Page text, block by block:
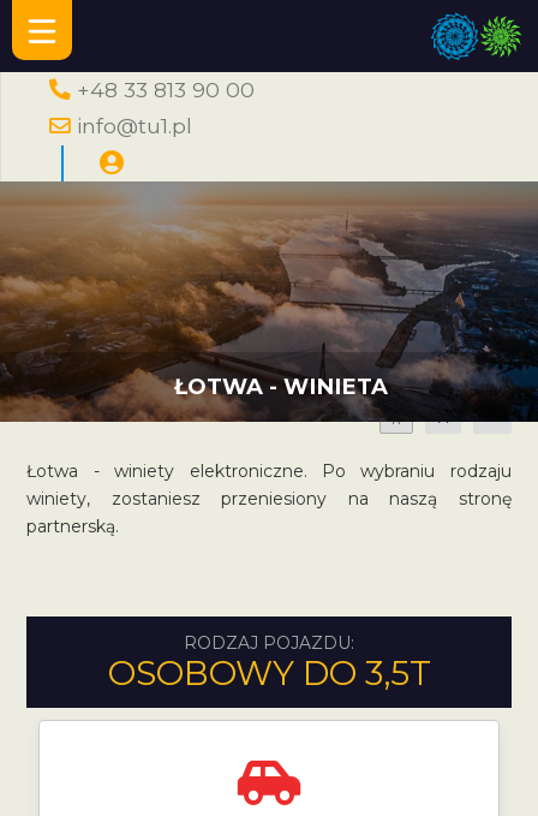
+48 33 813 90 00
info@tu1.pl
ŁOTWA - WINIETA
A A
Łotwa - winiety elektroniczne. Po wybraniu rodzaju
winiety, zostaniesz przeniesiony na naszą stronę
partnerską.
RODZAJ POJAZDU:
OSOBOWY DO 3,5T